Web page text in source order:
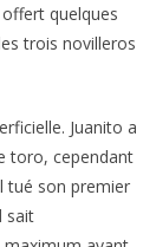
quelques
trois novilleros
Juanito a
toro, cependant
tué son premier
sait